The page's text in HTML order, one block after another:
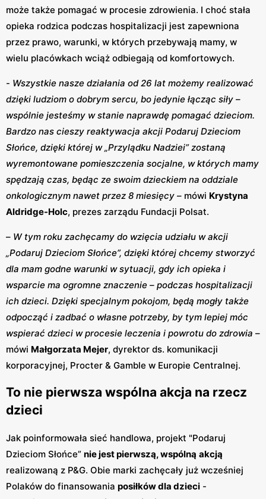
może także pomagać w procesie zdrowienia. I choć stała
opieka rodzica podczas hospitalizacji jest zapewniona
przez prawo, warunki, w których przebywają mamy, w
wielu placówkach wciąż odbiegają od komfortowych.
- Wszystkie nasze działania od 26 lat możemy realizować
dzięki ludziom o dobrym sercu, bo jedynie łącząc siły –
wspólnie jesteśmy w stanie naprawdę pomagać dzieciom.
Bardzo nas cieszy reaktywacja akcji Podaruj Dzieciom
Słońce, dzięki której w „Przylądku Nadziei” zostaną
wyremontowane pomieszczenia socjalne, w których mamy
spędzają czas, będąc ze swoim dzieckiem na oddziale
onkologicznym nawet przez 8 miesięcy – mówi Krystyna
Aldridge-Holc, prezes zarządu Fundacji Polsat.
– W tym roku zachęcamy do wzięcia udziału w akcji
„Podaruj Dzieciom Słońce”, dzięki której chcemy stworzyć
dla mam godne warunki w sytuacji, gdy ich opieka i
wsparcie ma ogromne znaczenie – podczas hospitalizacji
ich dzieci. Dzięki specjalnym pokojom, będą mogły także
odpocząć i zadbać o własne potrzeby, by tym lepiej móc
wspierać dzieci w procesie leczenia i powrotu do zdrowia –
mówi Małgorzata Mejer, dyrektor ds. komunikacji
korporacyjnej, Procter & Gamble w Europie Centralnej.
To nie pierwsza wspólna akcja na rzecz
dzieci
Jak poinformowała sieć handlowa, projekt "Podaruj
Dzieciom Słońce” nie jest pierwszą, wspólną akcją
realizowaną z P&G. Obie marki zachęcały już wcześniej
Polaków do finansowania posiłków dla dzieci -